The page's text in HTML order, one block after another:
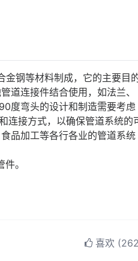
钢等材料制成，它的主要目
道连接件结合使用，如法兰、
度弯头的设计和制造需要考虑
连接方式，以确保管道系统的
品加工等各行各业的管道系统
。
喜欢